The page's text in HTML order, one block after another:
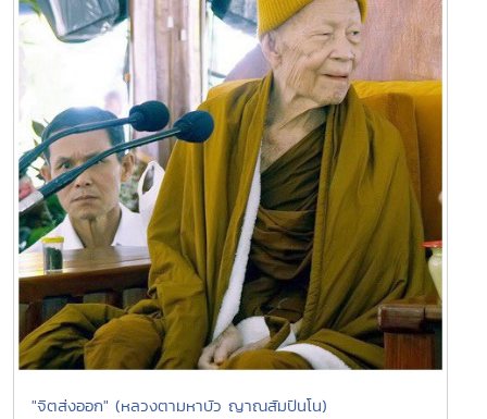
"จิตส่งออก" (หลวงตามหาบัว ญาณสัมปันโน)